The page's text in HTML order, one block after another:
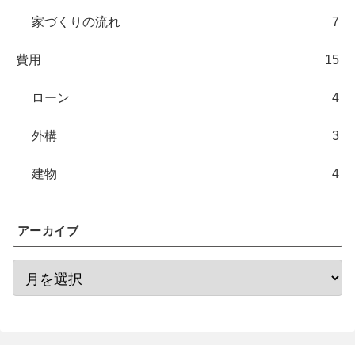
家づくりの流れ 7
費用 15
ローン 4
外構 3
建物 4
アーカイブ